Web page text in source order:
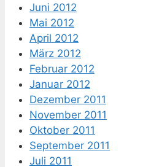
Juni 2012
Mai 2012
April 2012
März 2012
Februar 2012
Januar 2012
Dezember 2011
November 2011
Oktober 2011
September 2011
Juli 2011